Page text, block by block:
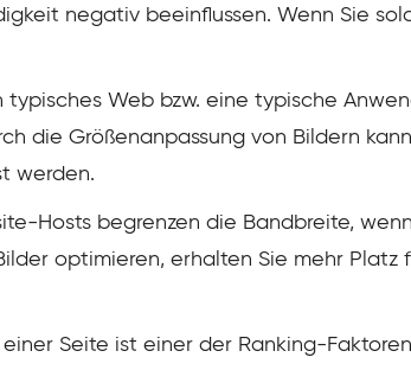
negativ beeinflussen. Wenn Sie
typisches Web bzw. eine typische
die Größenanpassung von Bildern
werden.
Hosts begrenzen die Bandbreite,
optimieren, erhalten Sie mehr
Seite ist einer der Ranking-